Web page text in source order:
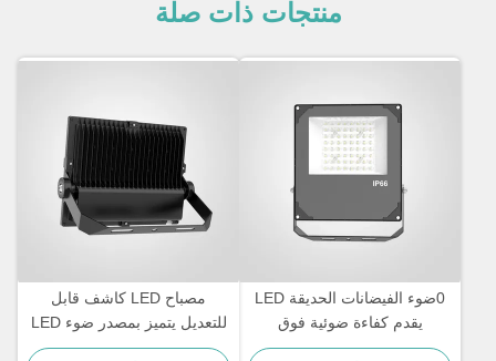
منتجات ذات صلة
0ضوء الفيضانات الحديقة LED
يقدم كفاءة ضوئية فوق
110lmW مصممة للزخرفة
مصباح LED كاشف قابل
للتعديل يتميز بمصدر ضوء LED